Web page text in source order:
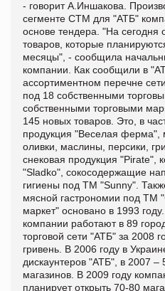
- говорит А.Иншакова.
сегменте СТМ для "АТБ"
основе тендера. "На сегодня
товаров, которые
месяцы", - сообщила
компании. Как сообщили в
ассортиментном перечне
под 18 собственными
собственными торговыми
145 новых товаров. Это, в
продукция "Веселая ферма",
оливки, маслины, персики,
снековая продукция "Pirate",
"Sladko", сокосодержащие
гигиены под ТМ "Sunny".
мясной гастрономии под
маркет" основано в 1993
компании работают в 89
торговой сети "АТБ" за 2008
гривень. В 2006 году в
дискаунтеров "АТБ", в 2007 –
магазинов. В 2009 году
планирует открыть 70-80